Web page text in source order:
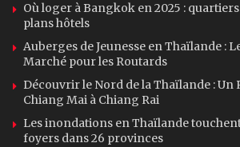
Où loger à Bangkok en 2025 :
plans hôtels
Auberges de Jeunesse en Thaïlande :
Marché pour les Routards
Découvrir le Nord de la Thaïlande : Un
Chiang Mai à Chiang Rai
Les inondations en Thaïlande
foyers dans 26 provinces